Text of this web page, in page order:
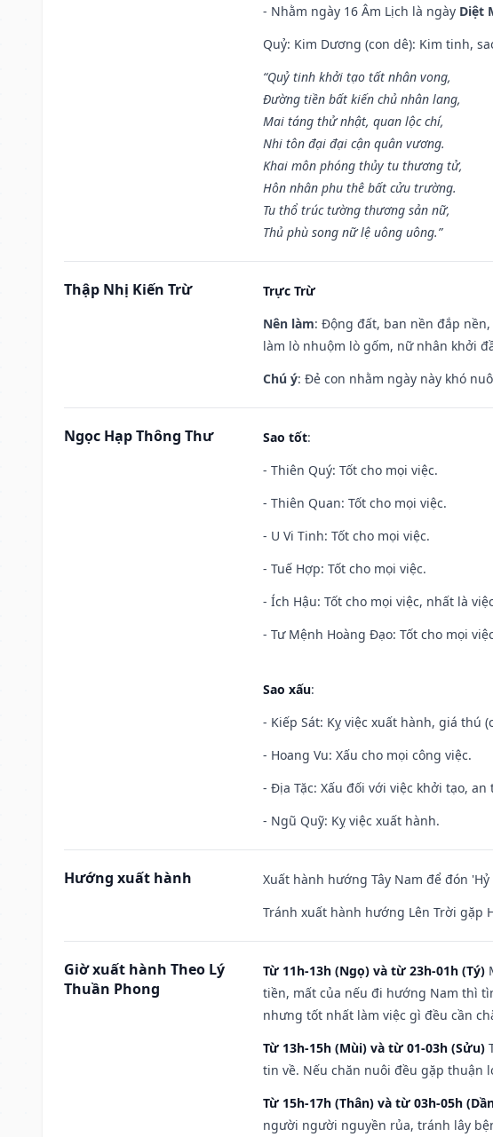
- Nhằm ngày 16 Âm Lịch là ngày Diệt
Quỷ: Kim Dương (con dê): Kim tinh,
“Quỷ tinh khởi tạo tất nhân vong,
Đường tiền bất kiến chủ nhân lang,
Mai táng thử nhật, quan lộc chí,
Nhi tôn đại đại cận quân vương.
Khai môn phóng thủy tu thương tử,
Hôn nhân phu thê bất cửu trường.
Tu thổ trúc tường thương sản nữ,
Thủ phù song nữ lệ uông uông.”
Thập Nhị Kiến Trừ
Trực Trừ
Nên làm: Động đất, ban nền đắp
làm lò nhuộm lò gốm, nữ nhân khởi
Chú ý: Đẻ con nhằm ngày này khó
Ngọc Hạp Thông Thư Sao tốt:
- Thiên Quý: Tốt cho mọi việc.
- Thiên Quan: Tốt cho mọi việc.
- U Vi Tinh: Tốt cho mọi việc.
- Tuế Hợp: Tốt cho mọi việc.
- Ích Hậu: Tốt cho mọi việc, nhất là
- Tư Mệnh Hoàng Đạo: Tốt cho mọi
Sao xấu:
- Kiếp Sát: Kỵ việc xuất hành, giá thú
- Hoang Vu: Xấu cho mọi công việc.
- Địa Tặc: Xấu đối với việc khởi tạo,
- Ngũ Quỹ: Kỵ việc xuất hành.
Hướng xuất hành
Xuất hành hướng Tây Nam để đón
Tránh xuất hành hướng Lên Trời gặp
Giờ xuất hành Theo Lý
Thuần Phong
Từ 11h-13h (Ngọ) và từ 23h-01h (Tý)
tiền, mất của nếu đi hướng Nam thì
nhưng tốt nhất làm việc gì đều cần
Từ 13h-15h (Mùi) và từ 01-03h (Sửu)
tin về. Nếu chăn nuôi đều gặp thuận
Từ 15h-17h (Thân) và từ 03h-05h
người người nguyền rủa, tránh lây